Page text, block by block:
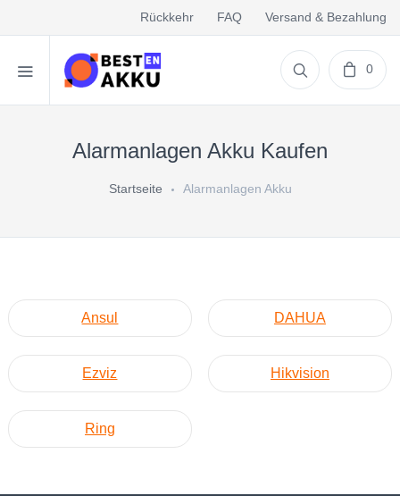
Rückkehr FAQ Versand & Bezahlung
0
Alarmanlagen Akku Kaufen
Startseite Alarmanlagen Akku
Ansul DAHUA
Ezviz Hikvision
Ring